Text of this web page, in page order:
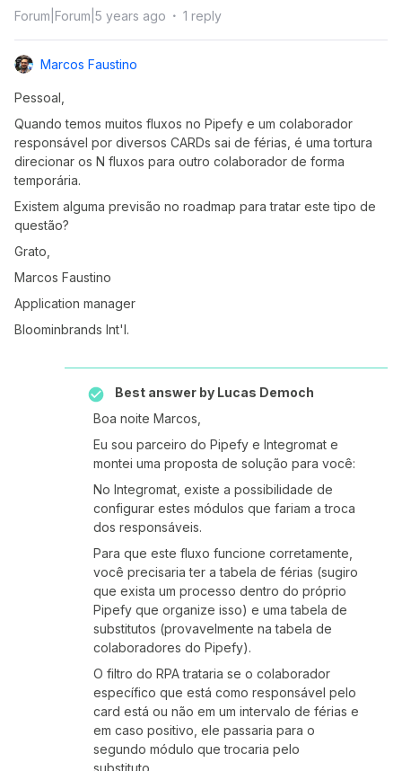
Forum|Forum|5 years ago 1 reply
Marcos Faustino
Pessoal,
Quando temos muitos fluxos no Pipefy e um colaborador
responsável por diversos CARDs sai de férias, é uma tortura
direcionar os N fluxos para outro colaborador de forma
temporária.
Existem alguma previsão no roadmap para tratar este tipo de
questão?
Grato,
Marcos Faustino
Application manager
Bloominbrands Int'l.
Best answer by Lucas Democh
Boa noite Marcos,
Eu sou parceiro do Pipefy e Integromat e
montei uma proposta de solução para você:
No Integromat, existe a possibilidade de
configurar estes módulos que fariam a troca
dos responsáveis.
Para que este fluxo funcione corretamente,
você precisaria ter a tabela de férias (sugiro
que exista um processo dentro do próprio
Pipefy que organize isso) e uma tabela de
substitutos (provavelmente na tabela de
colaboradores do Pipefy).
O filtro do RPA trataria se o colaborador
específico que está como responsável pelo
card está ou não em um intervalo de férias e
em caso positivo, ele passaria para o
segundo módulo que trocaria pelo
substituto.